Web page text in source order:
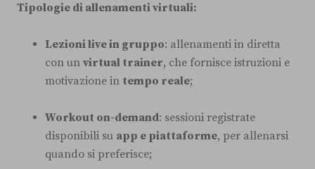
Tipologie di allenamenti virtuali:
Lezioni live in gruppo: allenamenti in diretta
con un virtual trainer, che fornisce istruzioni e
motivazione in tempo reale;
Workout on-demand: sessioni registrate
disponibili su app e piattaforme, per allenarsi
quando si preferisce;